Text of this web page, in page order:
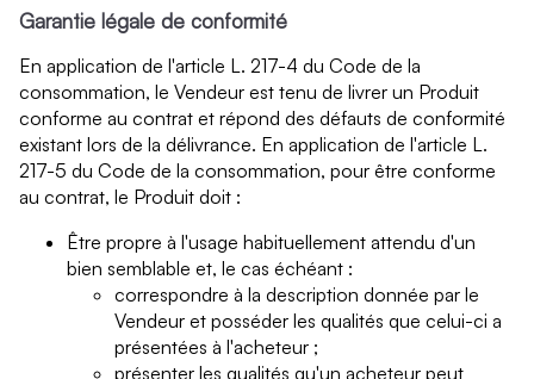
Garantie légale de conformité
En application de l'article L. 217-4 du Code de la
consommation, le Vendeur est tenu de livrer un Produit
conforme au contrat et répond des défauts de conformité
existant lors de la délivrance. En application de l'article L.
217-5 du Code de la consommation, pour être conforme
au contrat, le Produit doit :
Être propre à l'usage habituellement attendu d'un
bien semblable et, le cas échéant :
correspondre à la description donnée par le
Vendeur et posséder les qualités que celui-ci a
présentées à l'acheteur ;
présenter les qualités qu'un acheteur peut